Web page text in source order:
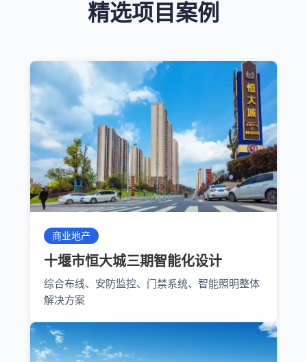
精选项目案例
商业地产
十堰市恒大城三期智能化设计
综合布线、安防监控、门禁系统、智能照明整体
解决方案